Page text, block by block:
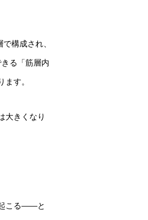
で構成され、
る「筋層内
す。
大きくなり
こる――と